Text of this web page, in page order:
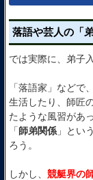
落語や芸人の「
では実際に、弟子
「落語家」などで
生活したり、師匠
たような風習があ
「師弟関係 」とい
ろう。
しかし、 競艇界の